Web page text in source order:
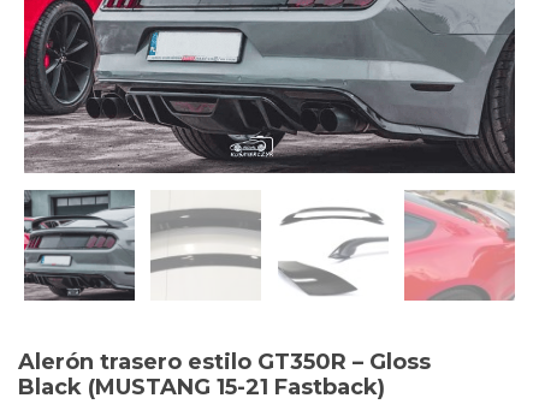
Alerón trasero estilo GT350R – Gloss
Black (MUSTANG 15-21 Fastback)